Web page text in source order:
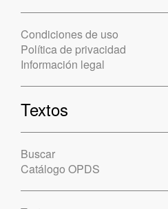
Condiciones de uso
Política de privacidad
Información legal
Textos
Buscar
Catálogo OPDS